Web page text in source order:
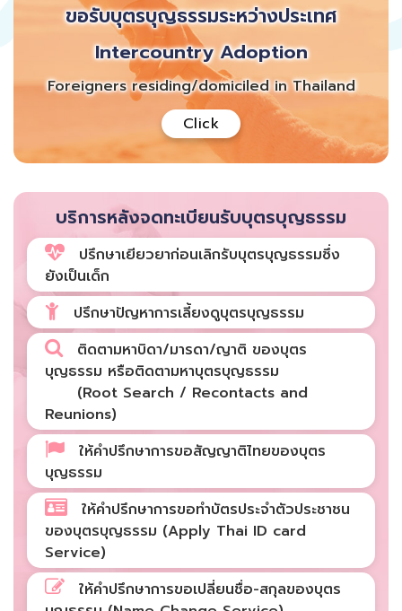
ขอรับบุตรบุญธรรมระหว่างประเทศ
Intercountry Adoption
Foreigners residing/domiciled in Thailand
Click
บริการหลังจดทะเบียนรับบุตรบุญธรรม
ปรึกษาเยียวยาก่อนเลิกรับบุตรบุญธรรมซึ่ง
ยังเป็นเด็ก
ปรึกษาปัญหาการเลี้ยงดูบุตรบุญธรรม
ติดตามหาบิดา/มารดา/ญาติ ของบุตร
บุญธรรม หรือติดตามหาบุตรบุญธรรม
(Root Search / Recontacts and
Reunions)
ให้คำปรึกษาการขอสัญญาติไทยของบุตร
บุญธรรม
ให้คำปรึกษาการขอทำบัตรประจำตัวประชาชน
ของบุตรบุญธรรม (Apply Thai ID card
Service)
ให้คำปรึกษาการขอเปลี่ยนชื่อ-สกุลของบุตร